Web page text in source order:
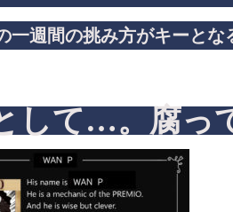
一週間の挑み方がキーとな
して…。腐っ